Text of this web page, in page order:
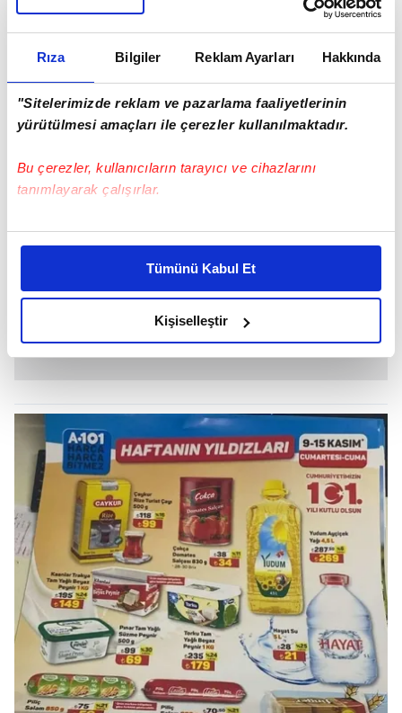
Rıza Bilgiler Reklam Ayarları Hakkında
"Sitelerimizde reklam ve pazarlama faaliyetlerinin
yürütülmesi amaçları ile çerezler kullanılmaktadır.
Bu çerezler, kullanıcıların tarayıcı ve cihazlarını
tanımlayarak çalışırlar.
Bu çerezlere izin vermeniz halinde sizlere özel
daha iyi reklam deneyimi yaşatabiliriz. Bunu yaparken
amacımızın size daha iyi bir reklam deneyimi sunmak
olduğunu ve sizlere en iyi içerikleri sunabilmek adına
elimizden gelen çabayı gösterdiğimizi ve bu noktada,
reklamların maliyetlerimizi karşılamak noktasında tek gelir
kalemimiz olduğunu sizlere hatırlatmak isteriz.
Her halükârda, kullanıcılar, bu çerezlere izin vermedikleri
takdirde, kullanıcılara hedefli reklamlar
gösterilmeyecektir."
Sizlere daha iyi bir hizmet sunabilmek için İnternet
Sitemizde kendimize ve üçüncü kişilere ait çerezler
kullanılmaktadır. Bu çerezler vasıtasıyla çeşitli kişisel
verileriniz işlenmekte olup gerekli olan çerezler bilgi
toplumu hizmetlerinin sunulması amacıyla
kullanılmaktadır. Diğer çerezler, sitemizin daha işlevsel
kılınması ve kişiselleştirilmesi ve sizlere yönelik
reklam/pazarlama faaliyetlerinin yapılması, amaçlarıyla
sınırlı olarak açık rızanız dahilinde kullanılacaktır.
Tümünü Kabul Et
Kişiselleştir